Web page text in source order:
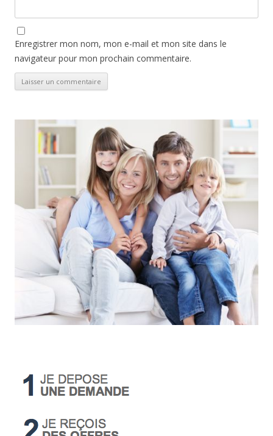
Enregistrer mon nom, mon e-mail et mon site dans le
navigateur pour mon prochain commentaire.